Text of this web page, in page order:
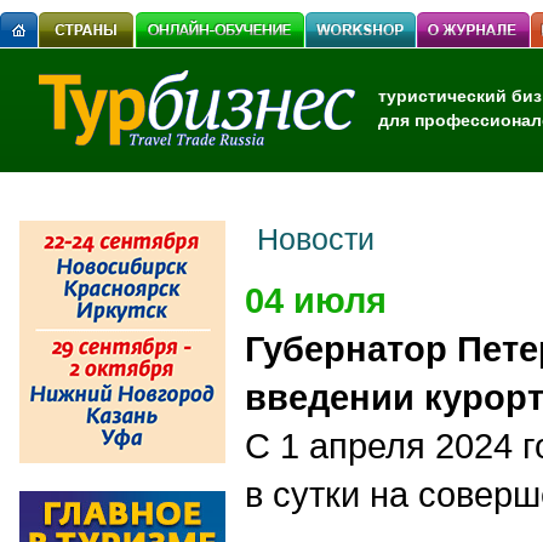
туристический
для
Новости
04 июля
Губернатор
введении
C 1 апреля 2024
в сутки на